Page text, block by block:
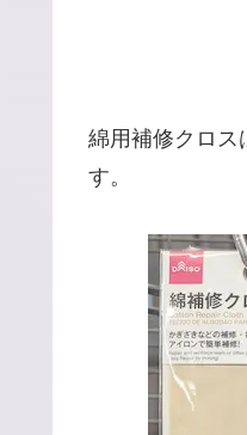
綿用補修クロス
す。